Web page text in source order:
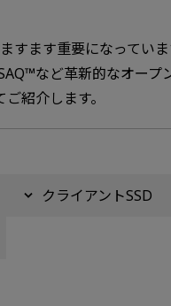
すます重要になってい
など革新的なオープ
紹介します。
クライアントSSD